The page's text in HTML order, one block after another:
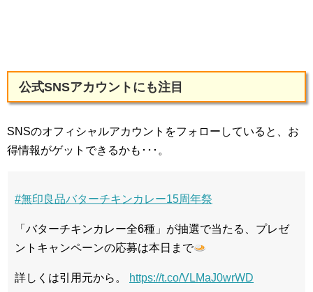
公式SNSアカウントにも注目
SNSのオフィシャルアカウントをフォローしていると、お
得情報がゲットできるかも･･･。
#無印良品バターチキンカレー15周年祭
「バターチキンカレー全6種」が抽選で当たる、プレゼ
ントキャンペーンの応募は本日まで
詳しくは引用元から。
https://t.co/VLMaJ0wrWD